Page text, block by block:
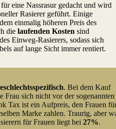
eine Nassrasur gedacht und wird
Rasierer geführt. Einige
einmalig höheren Preis des
die laufenden Kosten sind
Einweg-Rasierers, sodass sich
auf lange Sicht immer rentiert.
. Bei dem Kauf
Frau sich nicht vor der sogenannten
Tax ist ein Aufpreis, den Frauen
Marke zahlen. Traurig, aber
für Frauen liegt bei 27%.